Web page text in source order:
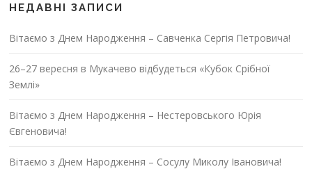
НЕДАВНІ ЗАПИСИ
Вітаємо з Днем Народження – Савченка Сергія Петровича!
26–27 вересня в Мукачево відбудеться «Кубок Срібної
Землі»
Вітаємо з Днем Народження – Нестеровського Юрія
Євгеновича!
Вітаємо з Днем Народження – Сосулу Миколу Івановича!